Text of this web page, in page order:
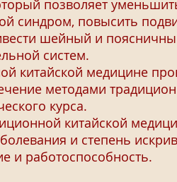
позволяет
синдром, повысить
шейный и
систем.
китайской медицине
методами
курса.
китайской
и степень
и работоспособность.